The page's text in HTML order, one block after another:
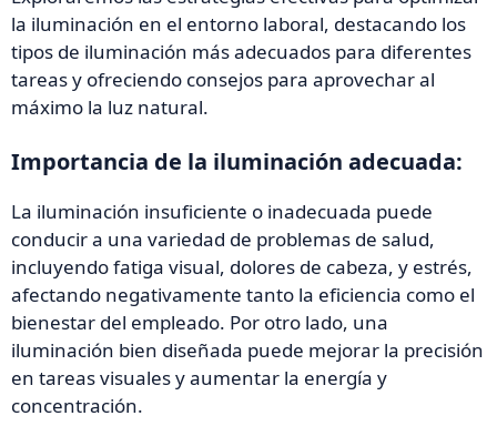
la iluminación en el entorno laboral, destacando los
tipos de iluminación más adecuados para diferentes
tareas y ofreciendo consejos para aprovechar al
máximo la luz natural.
Importancia de la iluminación adecuada:
La iluminación insuficiente o inadecuada puede
conducir a una variedad de problemas de salud,
incluyendo fatiga visual, dolores de cabeza, y estrés,
afectando negativamente tanto la eficiencia como el
bienestar del empleado. Por otro lado, una
iluminación bien diseñada puede mejorar la precisión
en tareas visuales y aumentar la energía y
concentración.